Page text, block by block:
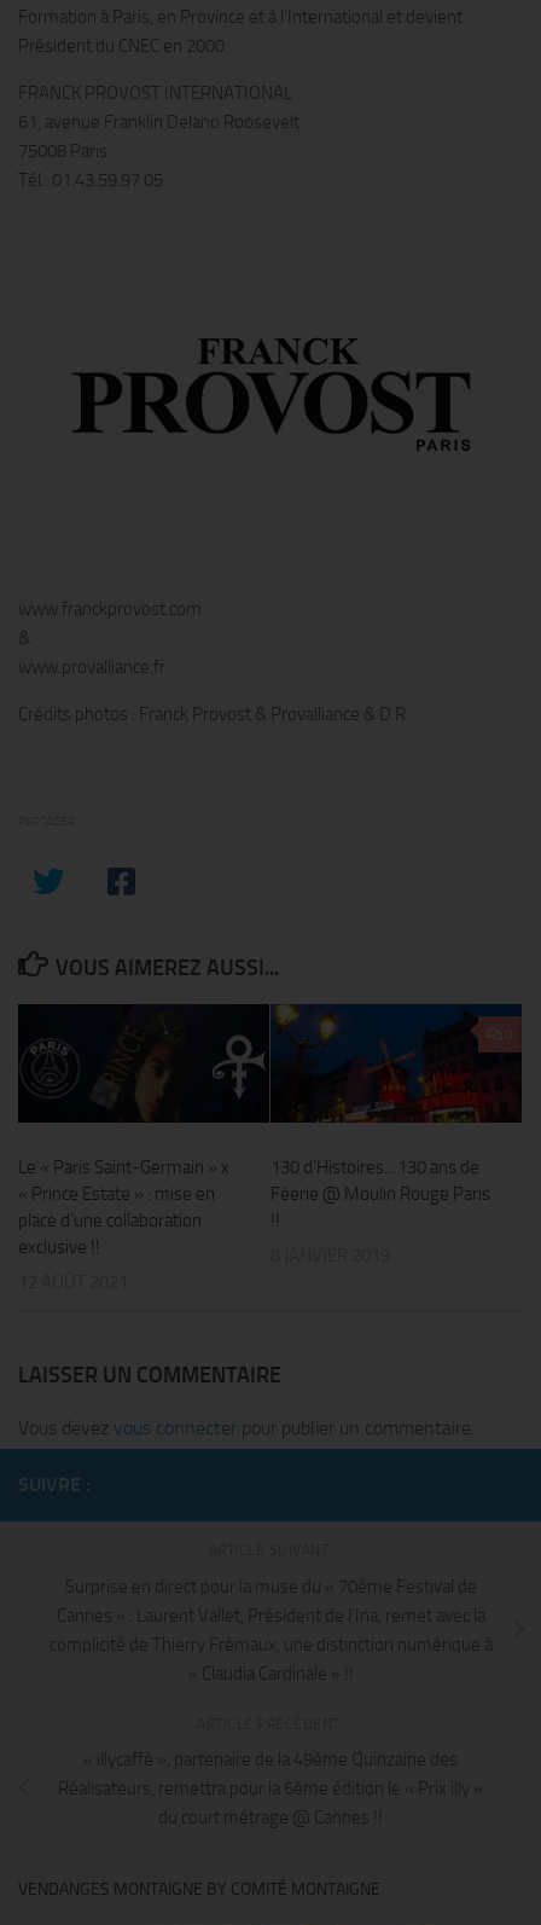
Formation à Paris, en Province et à l’International et devient
Président du CNEC en 2000.
FRANCK PROVOST INTERNATIONAL
61, avenue Franklin Delano Roosevelt
75008 Paris
Tél.: 01.43.59.97.05
www.franckprovost.com
&
www.provalliance.fr
Crédits photos : Franck Provost & Provalliance & D.R
VOUS AIMEREZ AUSSI...
Le « Paris Saint-Germain » x
« Prince Estate » : mise en
place d’une collaboration
exclusive !!
130 d’Histoires…130 ans de
Féerie @ Moulin Rouge Paris
!!
LAISSER UN COMMENTAIRE
Vous devez vous connecter pour publier un commentaire.
SUIVRE :
Surprise en direct pour la muse du « 70ème Festival de
Cannes » : Laurent Vallet, Président de l’Ina, remet avec la
complicité de Thierry Frémaux, une distinction numérique à
« Claudia Cardinale » !!
« illycaffè », partenaire de la 49ème Quinzaine des
Réalisateurs, remettra pour la 6ème édition le « Prix illy »
du court métrage @ Cannes !!
VENDANGES MONTAIGNE BY COMITÉ MONTAIGNE